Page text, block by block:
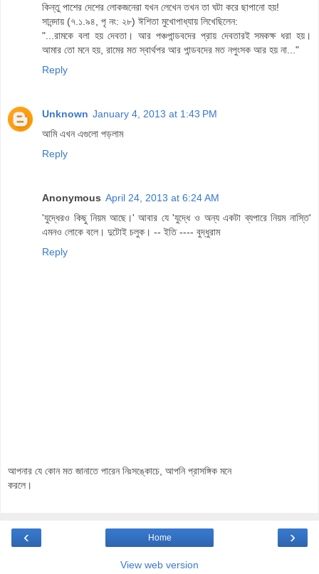
কিন্তু পাশের দেশের লোকজনেরা যখন লেখেন তখন তা ঘটা করে ছাপানো হয়!
সানন্দায় (৭.১.৯৪, পৃ নং: ২৮) ঈশিতা মুখোপাধ্যায় লিখেছিলেন:
"...রামকে বলা হয় দেবতা। আর পঞ্চপান্ডবদের প্রায় দেবতারই সমকক্ষ ধরা হয়।
আমার তো মনে হয়, রামের মত স্বার্থপর আর পান্ডবদের মত নপুংসক আর হয় না..."
Reply
Unknown January 4, 2013 at 1:43 PM
আমি এখন এগুলো পড়লাম
Reply
Anonymous April 24, 2013 at 6:24 AM
'যুদ্ধেরও কিছু নিয়ম আছে।' আবার যে 'যুদ্ধে ও অন্য একটা ব্যপারে নিয়ম নাস্তি'
এমনও লোকে বলে। দুটোই চলুক। -- ইতি ---- বুদ্ধুরাম
Reply
আপনার যে কোন মত জানাতে পারেন নিঃসঙ্কোচে, আপনি প্রাসঙ্গিক মনে
করলে।
‹ ›
Home
View web version